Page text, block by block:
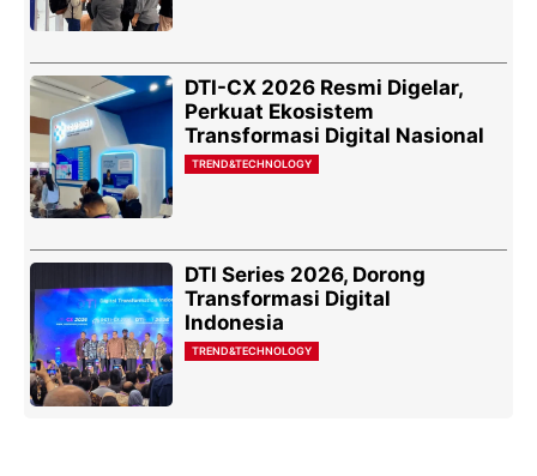
DTI-CX 2026 Resmi Digelar,
Perkuat Ekosistem
Transformasi Digital Nasional
TREND&TECHNOLOGY
DTI Series 2026, Dorong
Transformasi Digital
Indonesia
TREND&TECHNOLOGY